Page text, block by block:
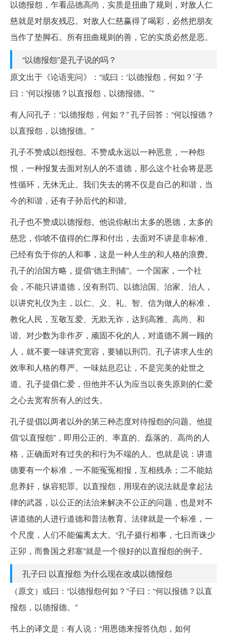
以德报怨，乍看品德高尚，实质是扭曲了规则，对敌人仁
慈就是对朋友残忍。对敌人仁慈赢得了喝彩，必然把朋友
当作了垫脚石。所有扭曲规则的善，它的实质必然是恶。
“以德报怨”是孔子说的吗？
原文出于《论语宪问》：“或曰：‘以德报怨，何如？’子
曰：'何以报德？以直报怨，以德报德。’”
有人问孔子：“以德报怨，何如？” 孔子回答：“何以报德？
以直报怨，以德报德。”
孔子不赞成以怨报怨。不赞成永远以一种恶意，一种怨
恨，一种报复去面对别人的不道德，那么这个社会将是恶
性循环，无休无止。我们失去的将不仅是自己的和谐，当
今的和谐，还有子孙后代的和谐。
孔子也不赞成以德报怨。他说你献出太多的恩德，太多的
慈悲，你唬不值得的仁厚和付出，去面对不讲是非标准、
已经有负于你的人和事，这是一种人生的和人格的浪费。
孔子的治国方略，提倡“德主刑辅”。一个国家，一个社
会，不能只讲道德，没有刑罚。以德治国、治家、治人，
以讲究礼仪为主，以仁、义、礼、智、信为做人的标准，
教化人民，互敬互爱、无欺无诈，达到高雅、高尚、和
谐。对少数为非作歹，顽固不化的人，对道德不屑一顾的
人，就不要一味讲究宽容，要辅以刑罚。孔子讲求人生的
效率和人格的尊严。一味姑息忍让，不是完美的处世之
道。孔子提倡仁爱，但他并不认为应当以丧失原则的仁爱
之心去宽宥所有人的过失。
孔子提倡以两者以外的第三种态度对待报怨的问题。他提
倡“以直报怨”，即用公正的、率直的、磊落的、高尚的人
格，正确面对有过失的和行为不端的人。也就是说：讲道
德要有一个标准，一不能冤冤相报，互相残杀；二不能姑
息养奸，纵容犯罪。以直报怨，用现在的说法就是拿起法
律的武器，以公正的法治来解决不公正的问题，也是对不
讲道德的人进行道德和普法教育。法律就是一个标准，一
个尺度，人们不能偏离太大。“孔子摄行相事，七日而诛少
正卯，而鲁国之邪塞”就是一个很好的以直报怨的例子。
孔子曰 以直报怨 为什么现在改成以德报怨
（原文）或曰：“以德报怨何如？”子曰：“何以报德？以直
报怨，以德报德。”
书上的译文是：有人说：“用恩德来报答仇怨，如何